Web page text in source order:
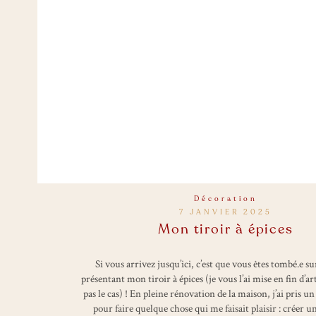
Si vous arrivez jusqu’ici, c’est que vous êtes tombé.e
présentant mon tiroir à épices (je vous l’ai mise en fin
pas le cas) ! En pleine rénovation de la maison, j’ai pris
pour faire quelque chose qui me faisait plaisir : créer
7 JANVIER 2025
Mon tiroir à épices
Décoration